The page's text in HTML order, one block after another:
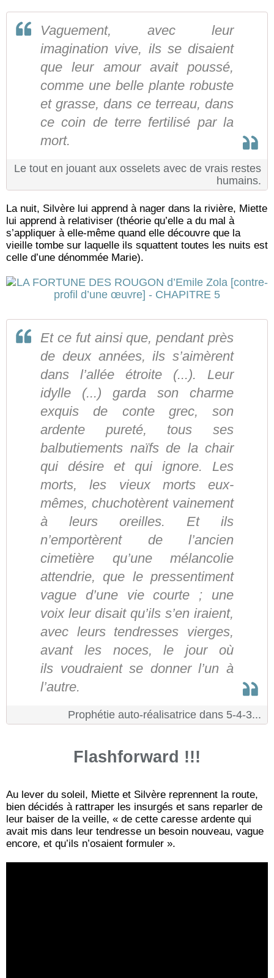
Vaguement, avec leur
imagination vive, ils se disaient
que leur amour avait poussé,
comme une belle plante robuste
et grasse, dans ce terreau, dans
ce coin de terre fertilisé par la
mort.
Le tout en jouant aux osselets avec de vrais restes
humains.
La nuit, Silvère lui apprend à nager dans la rivière, Miette
lui apprend à relativiser (théorie qu’elle a du mal à
s’appliquer à elle-même quand elle découvre que la
vieille tombe sur laquelle ils squattent toutes les nuits est
celle d’une dénommée Marie).
Et ce fut ainsi que, pendant près
de deux années, ils s’aimèrent
dans l’allée étroite (...). Leur
idylle (...) garda son charme
exquis de conte grec, son
ardente pureté, tous ses
balbutiements naïfs de la chair
qui désire et qui ignore. Les
morts, les vieux morts eux-
mêmes, chuchotèrent vainement
à leurs oreilles. Et ils
n’emportèrent de l’ancien
cimetière qu’une mélancolie
attendrie, que le pressentiment
vague d’une vie courte ; une
voix leur disait qu’ils s’en iraient,
avec leurs tendresses vierges,
avant les noces, le jour où
ils voudraient se donner l’un à
l’autre.
Prophétie auto-réalisatrice dans 5-4-3...
Flashforward !!!
Au lever du soleil, Miette et Silvère reprennent la route,
bien décidés à rattraper les insurgés et sans reparler de
leur baiser de la veille, « de cette caresse ardente qui
avait mis dans leur tendresse un besoin nouveau, vague
encore, et qu’ils n’osaient formuler ».